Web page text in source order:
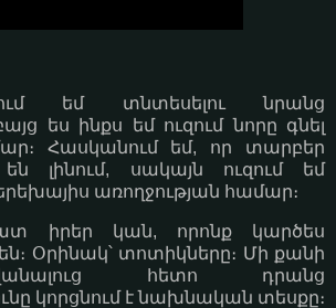
եմ տնտեսելու նրանց
ես ինքս եմ ուզում նորը գնել
Հասկանում եմ, որ տարբեր
լինում, սակայն ուզում եմ
առողջության համար։
իրեր կան, որոնք կարծես
Օրինակ՝ տոտիկները։ Մի քանի
հետո դրանց
կորցնում է նախնական տեսքը։